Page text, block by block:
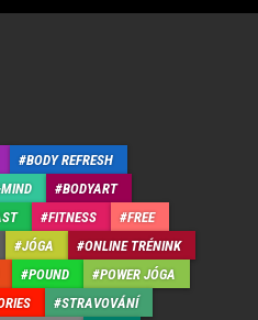
BODY REFRESH
BODYART
FITNESS
FREE
JÓGA
ONLINE TRÉNINK
POUND
POWER JÓGA
STRAVOVÁNÍ